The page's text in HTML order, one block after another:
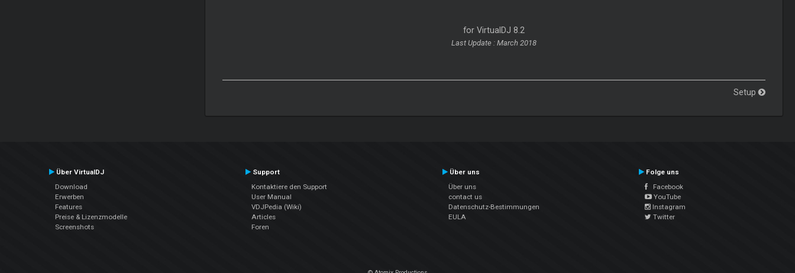
for VirtualDJ 8.2
Last Update : March 2018
Setup
Über VirtualDJ
Download
Erwerben
Features
Preise & Lizenzmodelle
Screenshots
Support
Kontaktiere den Support
User Manual
VDJPedia (Wiki)
Articles
Foren
Über uns
Über uns
contact us
Datenschutz-Bestimmungen
EULA
Folge uns
Facebook
YouTube
Instagram
Twitter